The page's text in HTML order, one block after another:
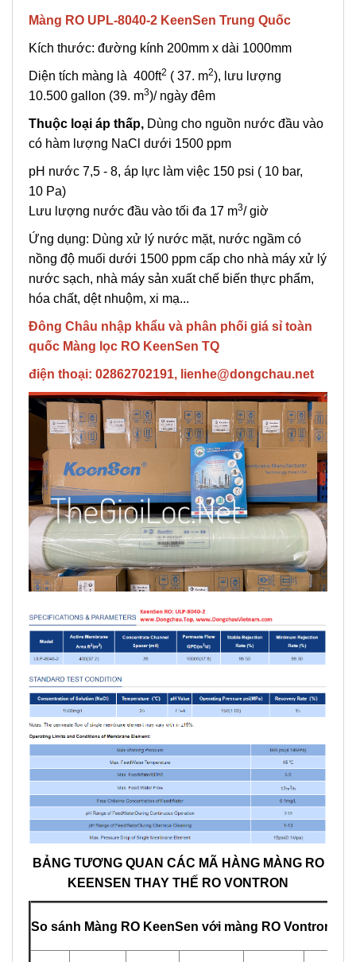
Màng RO UPL-8040-2 KeenSen Trung Quốc
Kích thước: đường kính 200mm x dài 1000mm
Diện tích màng là 400ft2 ( 37. m2), lưu lượng
10.500 gallon (39. m3)/ ngày đêm
Thuộc loại áp thấp, Dùng cho nguồn nước đầu vào
có hàm lượng NaCl dưới 1500 ppm
pH nước 7,5 - 8, áp lực làm việc 150 psi ( 10 bar,
10 Pa)
Lưu lượng nước đầu vào tối đa 17 m3/ giờ
Ứng dụng: Dùng xử lý nước mặt, nước ngầm có
nồng độ muối dưới 1500 ppm cấp cho nhà máy xử lý
nước sạch, nhà máy sản xuất chế biến thực phẩm,
hóa chất, dệt nhuộm, xi mạ...
Đông Châu nhập khẩu và phân phối giá sỉ toàn
quốc Màng lọc RO KeenSen TQ
điện thoại: 02862702191, lienhe@dongchau.net
BẢNG TƯƠNG QUAN CÁC MÃ HÀNG MÀNG RO
KE E NSEN THAY THẾ RO VONTRON
So sánh Màng RO KeenSen với màng RO Vontron,